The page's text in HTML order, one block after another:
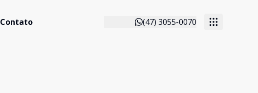
Contato (47) 3055-0070